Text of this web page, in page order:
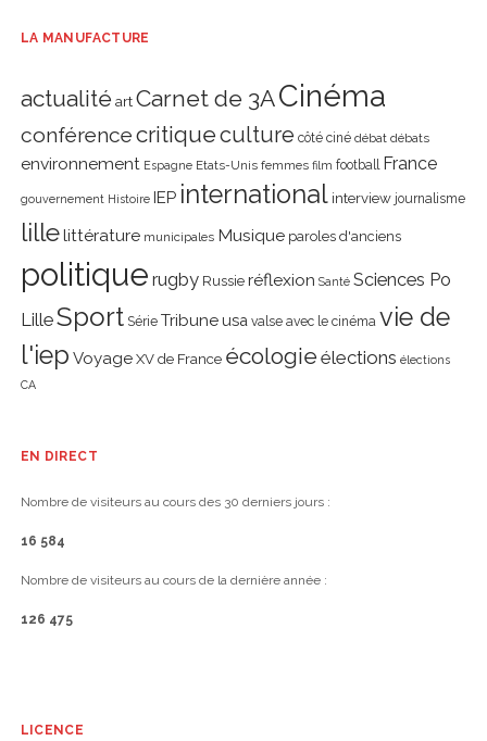
LA MANUFACTURE
actualité art Carnet de 3ACinéma
conférencecritiqueculture côté ciné débat débats
environnement Espagne Etats-Unis femmes film football France
gouvernement Histoire IEP international interview journalisme
lillelittérature municipales Musique paroles d'anciens
politique rugby Russie réflexion Santé Sciences Po
LilleSport Série Tribune usa valse avec le cinéma vie de
l'iep Voyage XV de France écologie élections élections
CA
EN DIRECT
Nombre de visiteurs au cours des 30 derniers jours :
16 584
Nombre de visiteurs au cours de la dernière année :
126 475
LICENCE